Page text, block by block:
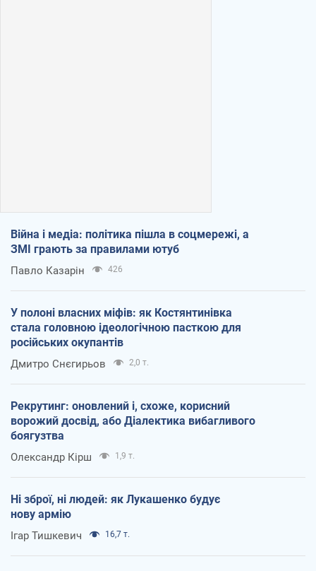
Війна і медіа: політика пішла в соцмережі, а
ЗМІ грають за правилами ютуб
Павло Казарін 426
У полоні власних міфів: як Костянтинівка
стала головною ідеологічною пасткою для
російських окупантів
Дмитро Снєгирьов 2,0 т.
Рекрутинг: оновлений і, схоже, корисний
ворожий досвід, або Діалектика вибагливого
боягузтва
Олександр Кірш 1,9 т.
Ні зброї, ні людей: як Лукашенко будує
нову армію
Ігар Тишкевич 16,7 т.